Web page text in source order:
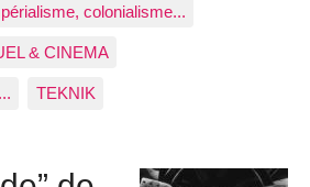
colonialisme...
& CINEMA
TEKNIK